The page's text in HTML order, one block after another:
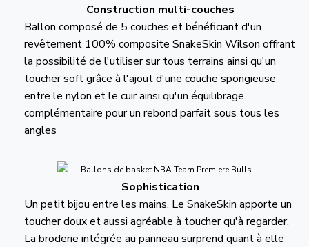
Construction multi-couches
Ballon composé de 5 couches et bénéficiant d'un
revêtement 100% composite SnakeSkin Wilson offrant
la possibilité de l'utiliser sur tous terrains ainsi qu'un
toucher soft grâce à l'ajout d'une couche spongieuse
entre le nylon et le cuir ainsi qu'un équilibrage
complémentaire pour un rebond parfait sous tous les
angles
Sophistication
Un petit bijou entre les mains. Le SnakeSkin apporte un
toucher doux et aussi agréable à toucher qu'à regarder.
La broderie intégrée au panneau surprend quant à elle